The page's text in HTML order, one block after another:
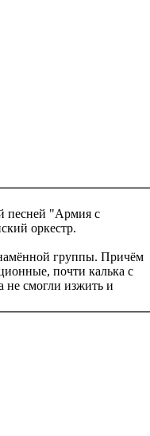
песней "Армия с
оркестр.
группы. Причём
почти калька с
не смогли изжить и